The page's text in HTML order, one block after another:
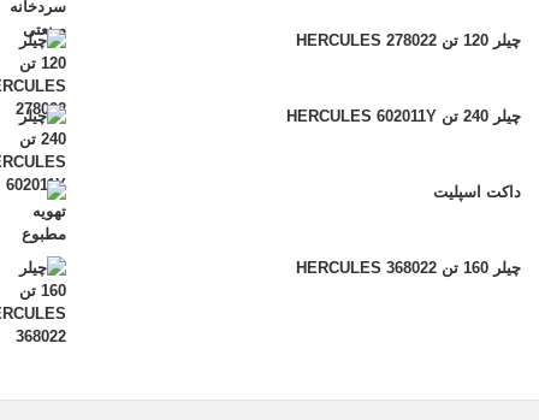
چیلر 120 تن HERCULES 278022
چیلر 240 تن HERCULES 602011Y
داکت اسپلیت
چیلر 160 تن HERCULES 368022